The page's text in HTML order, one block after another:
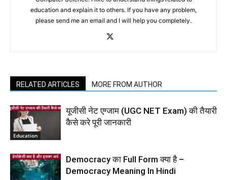
education and explain it to others. If you have any problem,
please send me an email and I will help you completely.
RELATED ARTICLES MORE FROM AUTHOR
Education
यूजीसी नेट एग्जाम (UGC NET Exam) की तैयारी
कैसे करे पूरी जानकारी
Democracy का Full Form क्या है –
Democracy Meaning In Hindi